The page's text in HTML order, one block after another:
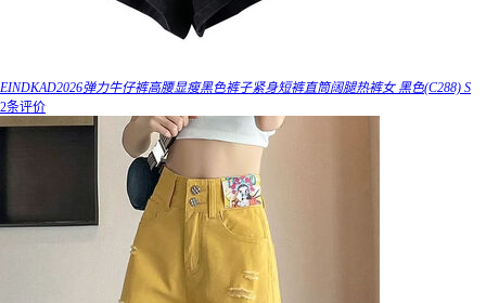
EINDKAD2026弹力牛仔裤高腰显瘦黑色裤子紧身短裤直筒阔腿热裤女 黑色(C288) S
2条评价